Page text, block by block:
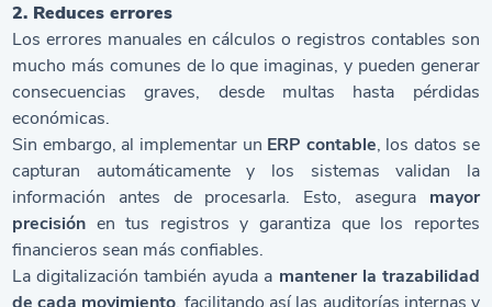
2. Reduces errores
Los errores manuales en cálculos o registros contables son
mucho más comunes de lo que imaginas, y pueden generar
consecuencias graves, desde multas hasta pérdidas
económicas.
Sin embargo, al implementar un ERP contable, los datos se
capturan automáticamente y los sistemas validan la
información antes de procesarla. Esto, asegura mayor
precisión en tus registros y garantiza que los reportes
financieros sean más confiables.
La digitalización también ayuda a mantener la trazabilidad